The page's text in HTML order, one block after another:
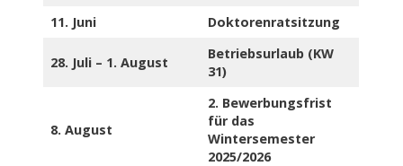
11. Juni
Doktorenratsitzung
28. Juli – 1. August
Betriebsurlaub (KW
31)
8. August
2. Bewerbungsfrist
für das
Wintersemester
2025/2026